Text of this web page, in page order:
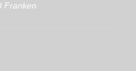
Franken